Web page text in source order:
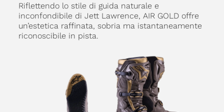
Riflettendo lo stile di guida naturale e
inconfondibile di Jett Lawrence, AIR GOLD offre
un’estetica raffinata, sobria ma istantaneamente
riconoscibile in pista.